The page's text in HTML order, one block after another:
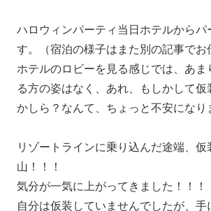
ハロウィンパーティ当日ホテルからパ
す。（宿泊の様子はまた別の記事でお
ホテルのロビーを見る感じでは、あ
る方の姿はなく、あれ、もしかして
かしら？なんて、ちょっと不安になり
リゾートラインに乗り込んだ途端、仮
山！！！
気分が一気に上がってきました！！！
自分は仮装していませんでしたが、